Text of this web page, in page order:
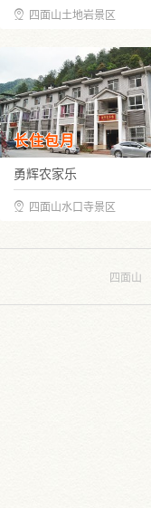
四面山土地岩景区
长住包月
勇辉农家乐
四面山水口寺景区
四面山